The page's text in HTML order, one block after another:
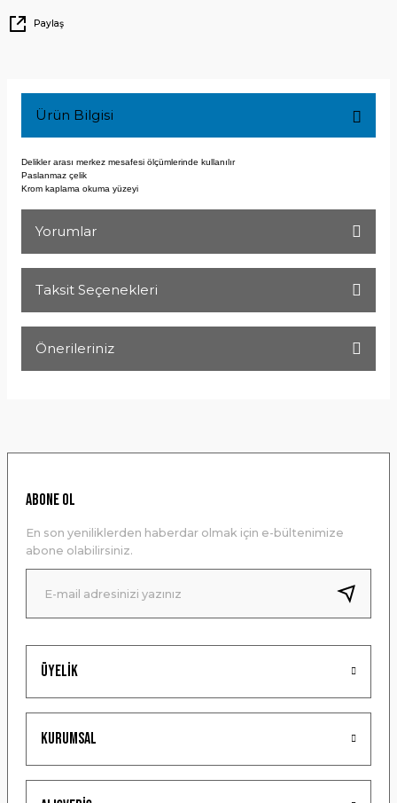
Paylaş
Ürün Bilgisi
Delikler arası merkez mesafesi ölçümlerinde kullanılır
Paslanmaz çelik
Krom kaplama okuma yüzeyi
Yorumlar
Taksit Seçenekleri
Önerileriniz
Ürün resmi kalitesiz, bozuk veya görüntülenemiyor.
Ürün bilgilerinde hatalar bulunuyor.
Ürün fiyatı diğer sitelerden daha pahalı.
Bu ürüne benzer farklı alternatifler olmalı.
Gönder
Üyelik
Kurumsal
ABONE OL
En son yeniliklerden haberdar olmak için e-bültenimize
abone olabilirsiniz.